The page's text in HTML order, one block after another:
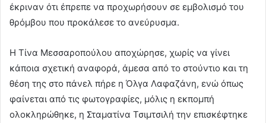
έκριναν ότι έπρεπε να προχωρήσουν σε εμβολισμό του
θρόμβου που προκάλεσε το ανεύρυσμα.
Η Τίνα Μεσσαροπούλου αποχώρησε, χωρίς να γίνει
κάποια σχετική αναφορά, άμεσα από το στούντιο και τη
θέση της στο πάνελ πήρε η Όλγα Λαφαζάνη, ενώ όπως
φαίνεται από τις φωτογραφίες, μόλις η εκπομπή
ολοκληρώθηκε, η Σταματίνα Τσιμτσιλή την επισκέφτηκε